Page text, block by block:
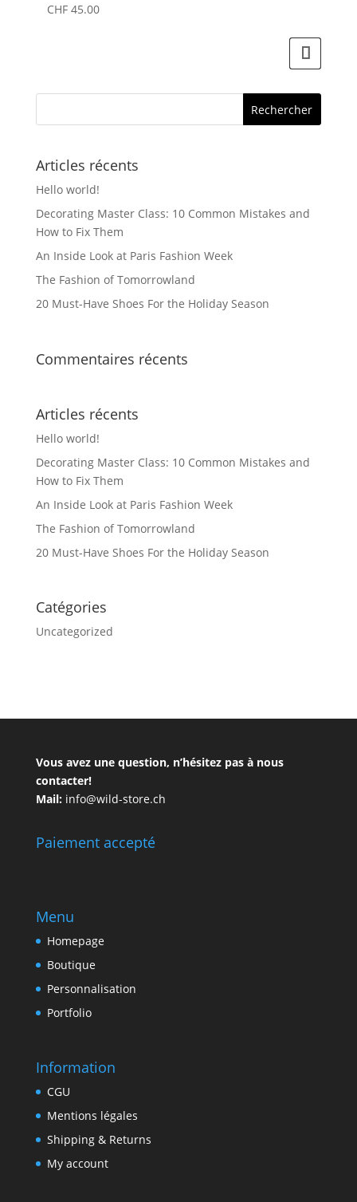
CHF45.00
Articles récents
Hello world!
Decorating Master Class: 10 Common Mistakes and
How to Fix Them
An Inside Look at Paris Fashion Week
The Fashion of Tomorrowland
20 Must-Have Shoes For the Holiday Season
Commentaires récents
Articles récents
Hello world!
Decorating Master Class: 10 Common Mistakes and
How to Fix Them
An Inside Look at Paris Fashion Week
The Fashion of Tomorrowland
20 Must-Have Shoes For the Holiday Season
Catégories
Uncategorized
Vous avez une question, n’hésitez pas à nous
contacter!
Mail:info@wild-store.ch
Paiement accepté
Menu
Homepage
Boutique
Personnalisation
Portfolio
Information
CGU
Mentions légales
Shipping & Returns
My account